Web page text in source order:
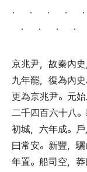
． ． ． ．
． ． ． ．
京兆尹， 故秦內史
九年罷， 復為內史
更為京兆尹。 元
二千四百六十八。
初城， 六年成。
曰常安。 新豐，
年置。 船司空， 莽